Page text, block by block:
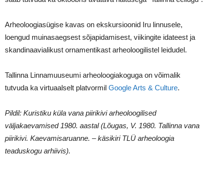
Arheoloogiasügise kavas on ekskursioonid Iru linnusele,
loengud muinasaegsest sõjapidamisest, viikingite idateest ja
skandinaavialikust ornamentikast arheoloogilistel leidudel.
Tallinna Linnamuuseumi arheoloogiakoguga on võimalik
tutvuda ka virtuaalselt platvormil Google Arts & Culture.
Pildil: Kuristiku küla vana piirikivi arheoloogilised
väljakaevamised 1980. aastal (Lõugas, V. 1980. Tallinna vana
piirikivi. Kaevamisaruanne. – käsikiri TLÜ arheoloogia
teaduskogu arhiivis).